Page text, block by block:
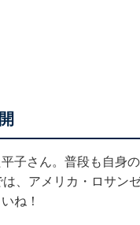
子さん。普段も自身
、アメリカ・ロサン
ね！